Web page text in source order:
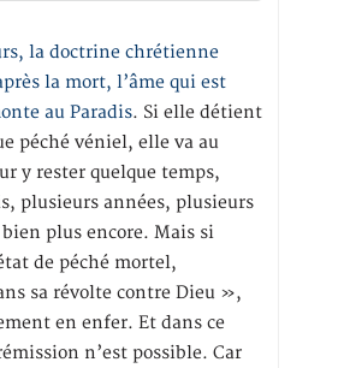
la doctrine chrétienne
la mort, l’âme qui est
au Paradis. Si elle détient
péché véniel, elle va au
y rester quelque temps,
plusieurs années, plusieurs
plus encore. Mais si
de péché mortel,
sa révolte contre Dieu »,
en enfer. Et dans ce
n’est possible. Car